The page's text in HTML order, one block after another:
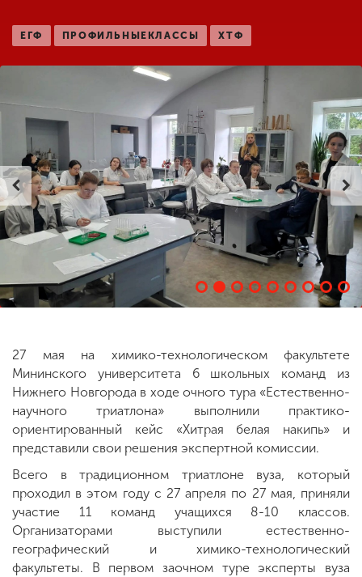
деятельности
Студенческая жизнь
Сведения об
образовательной
организации
ENG SPN CHI
ЕГФ ПРОФИЛЬНЫЕКЛАССЫ ХТФ
27 мая на химико-технологическом факультете
Мининского университета 6 школьных команд из
Нижнего Новгорода в ходе очного тура «Естественно-
научного триатлона» выполнили практико-
ориентированный кейс «Хитрая белая накипь» и
представили свои решения экспертной комиссии.
Всего в традиционном триатлоне вуза, который
проходил в этом году с 27 апреля по 27 мая, приняли
участие 11 команд учащихся 8-10 классов.
Организаторами выступили естественно-
географический и химико-технологический
факультеты. В первом заочном туре эксперты вуза